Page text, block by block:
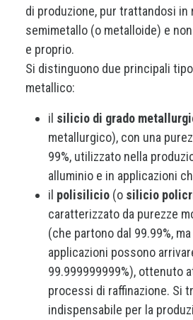
di produzione, pur trattandosi in
semimetallo (o metalloide) e
e proprio.
Si distinguono due principali
metallico:
il silicio di grado
metallurgico), con una
99%, utilizzato nella
alluminio e in applicazioni
il polisilicio (o silicio
caratterizzato da purezze
(che partono dal 99.99%,
applicazioni possono
99.999999999%), ottenuto
processi di raffinazione. Si
indispensabile per la